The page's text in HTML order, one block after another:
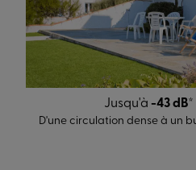
Jusqu'à -43 dB*
D'une circulation dense à un